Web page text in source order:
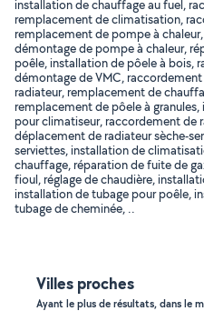
installation de chauffage au fuel,
remplacement de climatisation,
remplacement de pompe à
démontage de pompe à chaleur,
poêle, installation de pôele à bois,
démontage de VMC,
radiateur, remplacement de
remplacement de pôele à
pour climatiseur, raccordement de
déplacement de radiateur sèche-
serviettes, installation de
chauffage, réparation de fuite de
fioul, réglage de chaudière,
installation de tubage pour poêle,
tubage de cheminée, ..
Villes proches
Ayant le plus de résultats, dans le